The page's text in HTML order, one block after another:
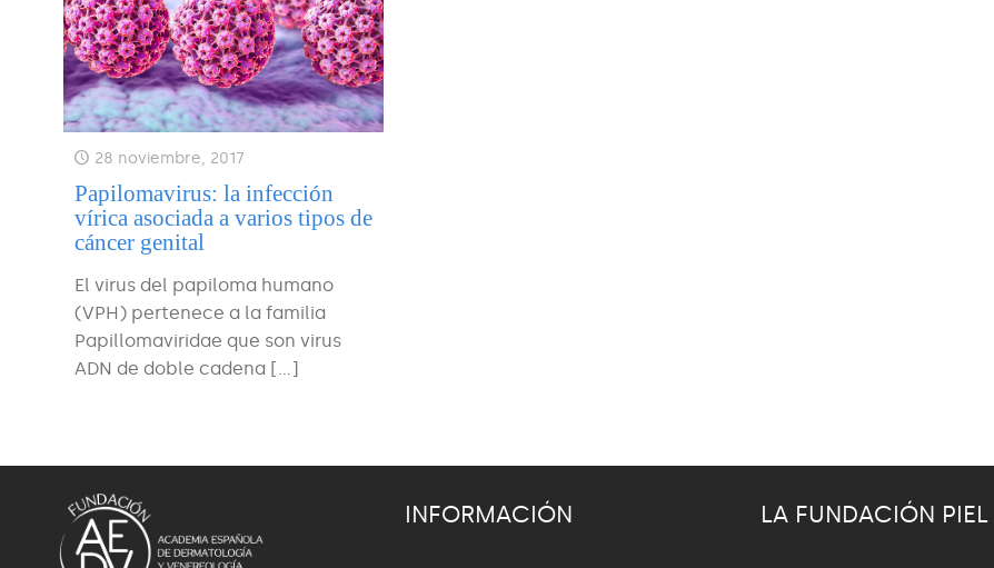
28 noviembre, 2017
Papilomavirus: la infección
vírica asociada a varios tipos de
cáncer genital
El virus del papiloma humano
(VPH) pertenece a la familia
Papillomaviridae que son virus
ADN de doble cadena […]
INFORMACIÓN LA FUNDACIÓN